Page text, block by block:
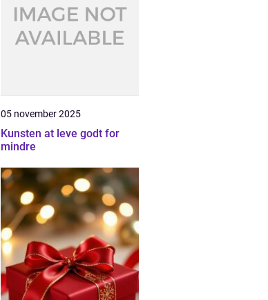
05 november 2025
Kunsten at leve godt for
mindre